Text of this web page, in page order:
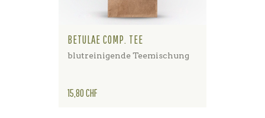
BETULAE COMP. TEE
blutreinigende Teemischung
Preis
15,80 CHF